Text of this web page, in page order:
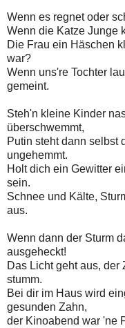
Wenn es regnet oder
Wenn die Katze Junge
Die Frau ein Häschen
war?
Wenn uns're Tochter
gemeint.
Steh'n kleine Kinder
überschwemmt,
Putin steht dann selbst
ungehemmt.
Holt dich ein Gewitter
sein.
Schnee und Kälte,
aus.
Wenn dann der Sturm
ausgeheckt!
Das Licht geht aus, der
stumm.
Bei dir im Haus wird
gesunden Zahn,
der Kinoabend war 'ne